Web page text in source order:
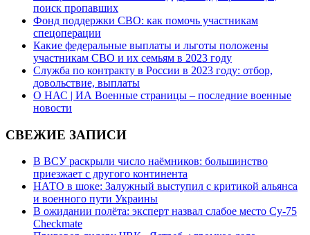
поиск пропавших
Фонд поддержки СВО: как помочь участникам
спецоперации
Какие федеральные выплаты и льготы положены
участникам СВО и их семьям в 2023 году
Служба по контракту в России в 2023 году: отбор,
довольствие, выплаты
О НАС | ИА Военные страницы – последние военные
новости
СВЕЖИЕ ЗАПИСИ
В ВСУ раскрыли число наёмников: большинство
приезжает с другого континента
НАТО в шоке: Залужный выступил с критикой альянса
и военного пути Украины
В ожидании полёта: эксперт назвал слабое место Су-75
Checkmate